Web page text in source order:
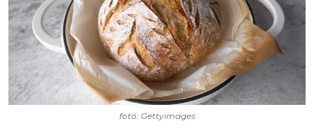
fotó: Gettyimages